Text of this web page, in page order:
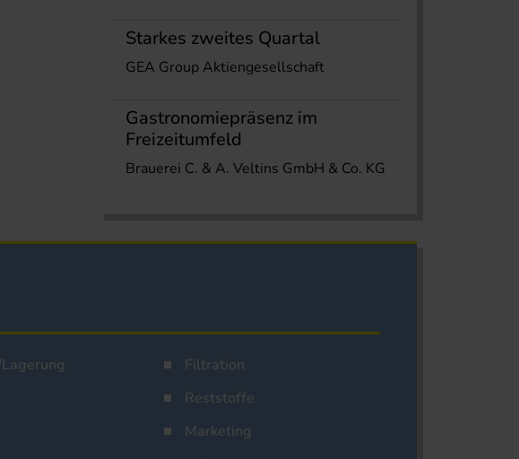
Starkes zweites Quartal
GEA Group Aktiengesellschaft
Gastronomiepräsenz im
Freizeitumfeld
Brauerei C. & A. Veltins GmbH & Co. KG
Filtration
Reststoffe
Marketing